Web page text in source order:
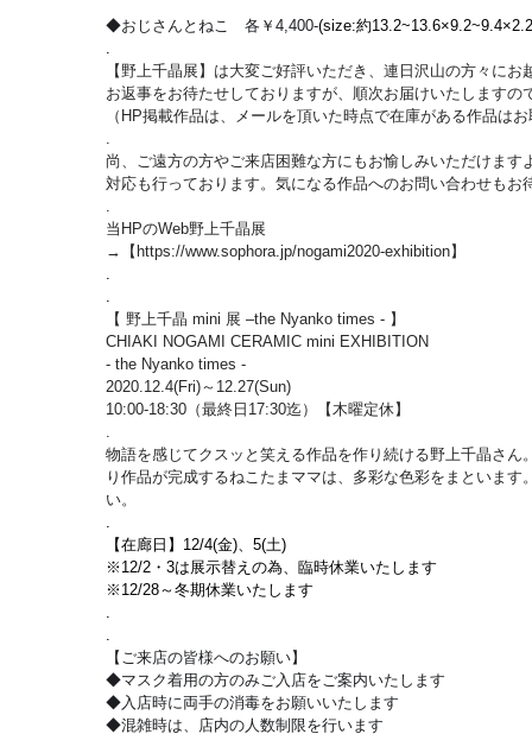
◆おじさんとねこ　各￥4,400-(size:約
.
【野上千晶展】は大変ご好評いただき、連日沢山の方々に
お返事をお待たせしておりますが、順次お届けいたします
（HP掲載作品は、メールを頂いた時点で在庫がある作品は
.
尚、ご遠方の方やご来店困難な方にもお愉しみいただけま
対応も行っております。気になる作品へのお問い合わせもお
.
当HPのWeb野上千晶展
→【https://www.sophora.jp/nogami2020-exhibition】
.
.
【 野上千晶 mini 展 –the Nyanko times - 】
CHIAKI NOGAMI CERAMIC mini EXHIBITION
- the Nyanko times -
2020.12.4(Fri)～12.27(Sun)
10:00-18:30（最終日17:30迄）【木曜定休】
.
物語を感じてクスッと笑える作品を作り続ける野上千晶さ
り作品が完成するねこたまママは、多彩な色彩をまといま
い。
.
【在廊日】12/4(金)、5(土)
※12/2・3は展示替えの為、臨時休業いたします
※12/28～冬期休業いたします
.
.
【ご来店の皆様へのお願い】
◆マスク着用の方のみご入店をご案内いたします
◆入店時に両手の消毒をお願いいたします
◆混雑時は、店内の人数制限を行います